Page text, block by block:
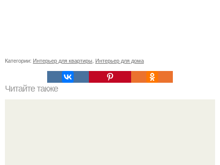
Категории: Интерьер для квартиры Интерьер для дома
Читайте также